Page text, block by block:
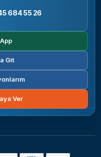
684 55 26
Git
Ver